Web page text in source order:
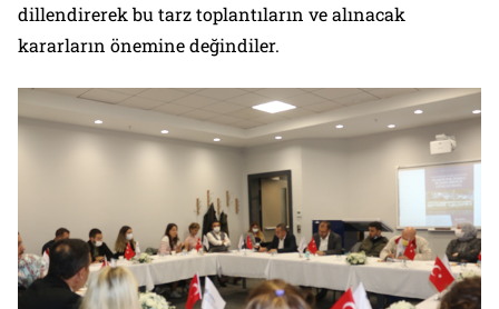
dillendirerek bu tarz toplantıların ve alınacak
kararların önemine değindiler.